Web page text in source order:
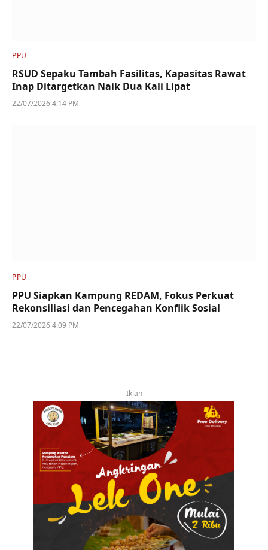
PPU
RSUD Sepaku Tambah Fasilitas, Kapasitas Rawat
Inap Ditargetkan Naik Dua Kali Lipat
22/07/2026 4:14 PM
PPU
PPU Siapkan Kampung REDAM, Fokus Perkuat
Rekonsiliasi dan Pencegahan Konflik Sosial
22/07/2026 4:09 PM
Iklan